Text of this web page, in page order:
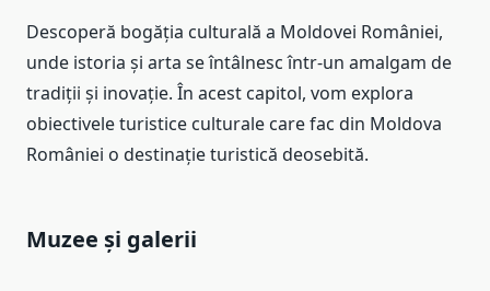
Descoperă bogăția culturală a Moldovei României,
unde istoria și arta se întâlnesc într-un amalgam de
tradiții și inovație. În acest capitol, vom explora
obiectivele turistice culturale care fac din Moldova
României o destinație turistică deosebită.
Muzee și galerii